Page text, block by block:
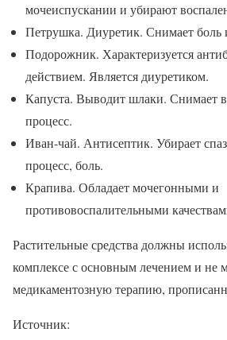
мочеиспускании и убирают
Петрушка. Диуретик. Снимает боль
Подорожник. Характеризуется
действием. Является диуретиком.
Капуста. Выводит шлаки. Снимает
процесс.
Иван-чай. Антисептик. Убирает
процесс, боль.
Крапива. Обладает мочегонными и
противовоспалительными
Растительные средства должны
комплексе с основным лечением и не
медикаментозную терапию,
Источник: